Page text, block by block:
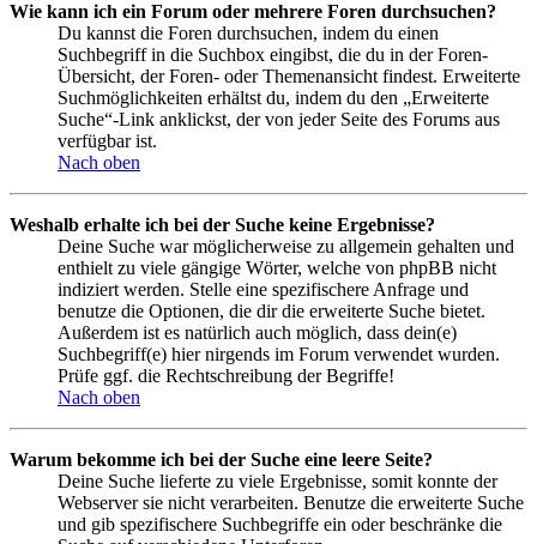
Wie kann ich ein Forum oder mehrere Foren durchsuchen?
Du kannst die Foren durchsuchen, indem du einen
Suchbegriff in die Suchbox eingibst, die du in der Foren-
Übersicht, der Foren- oder Themenansicht findest. Erweiterte
Suchmöglichkeiten erhältst du, indem du den „Erweiterte
Suche“-Link anklickst, der von jeder Seite des Forums aus
verfügbar ist.
Nach oben
Weshalb erhalte ich bei der Suche keine Ergebnisse?
Deine Suche war möglicherweise zu allgemein gehalten und
enthielt zu viele gängige Wörter, welche von phpBB nicht
indiziert werden. Stelle eine spezifischere Anfrage und
benutze die Optionen, die dir die erweiterte Suche bietet.
Außerdem ist es natürlich auch möglich, dass dein(e)
Suchbegriff(e) hier nirgends im Forum verwendet wurden.
Prüfe ggf. die Rechtschreibung der Begriffe!
Nach oben
Warum bekomme ich bei der Suche eine leere Seite?
Deine Suche lieferte zu viele Ergebnisse, somit konnte der
Webserver sie nicht verarbeiten. Benutze die erweiterte Suche
und gib spezifischere Suchbegriffe ein oder beschränke die